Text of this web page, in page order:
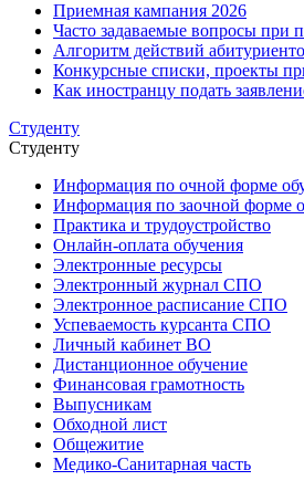
Приемная кампания 2026
Часто задаваемые вопросы при
Алгоритм действий
Конкурсные списки, проекты
Как иностранцу подать
Студенту
Студенту
Информация по очной форме
Информация по заочной форме
Практика и трудоустройство
Онлайн-оплата обучения
Электронные ресурсы
Электронный журнал СПО
Электронное расписание СПО
Успеваемость курсанта СПО
Личный кабинет ВО
Дистанционное обучение
Финансовая грамотность
Выпусникам
Обходной лист
Общежитие
Медико-Санитарная часть